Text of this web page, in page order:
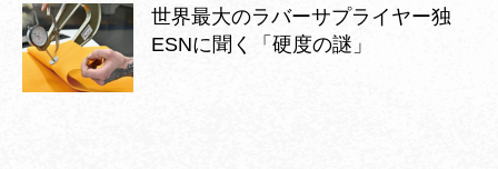
世界最大のラバーサプライヤー独
ESNに聞く「硬度の謎」